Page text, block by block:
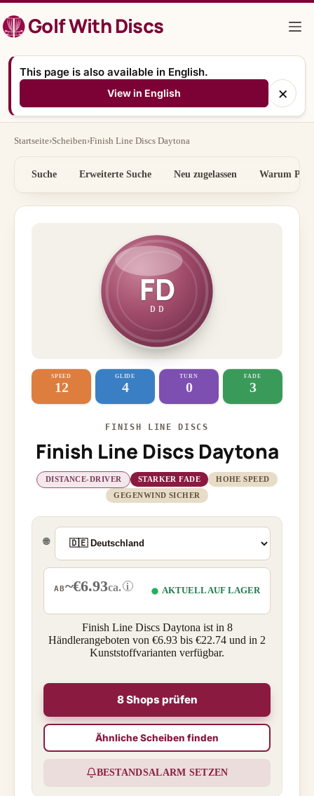
Inhalt
springenGolf With Discs
This page is also available in English.
View in English ×
Startseite›Scheiben›Finish Line Discs Daytona
Suche Erweiterte Suche Neu zugelassen Warum
FD
DD
SPEED
12
GLIDE
4
TURN
0
FADE
3
FINISH LINE DISCS
Finish Line Discs Daytona
DISTANCE-DRIVER STARKER FADE
HOHE SPEED
GEGENWIND SICHER
🌐
AB~€6.93ca. i AKTUELL AUF LAGER
Finish Line Discs Daytona ist in 8
Händlerangeboten von €6.93 bis €22.74 und in 2
Kunststoffvarianten verfügbar.
8 Shops prüfen
Ähnliche Scheiben finden
BESTANDSALARM SETZEN